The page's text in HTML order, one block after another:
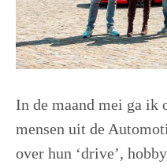
In de maand mei ga ik
mensen uit de
over hun ‘drive’,